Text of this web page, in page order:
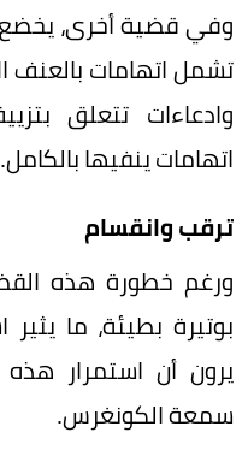
وفي قضية أخرى، يخضع
تشمل اتهامات بالعنف
وادعاءات تتعلق
اتهامات ينفيها بالكامل.
ترقب وانقسام
ورغم خطورة هذه
بوتيرة بطيئة، ما
يرون أن استمرار
سمعة الكونغرس.